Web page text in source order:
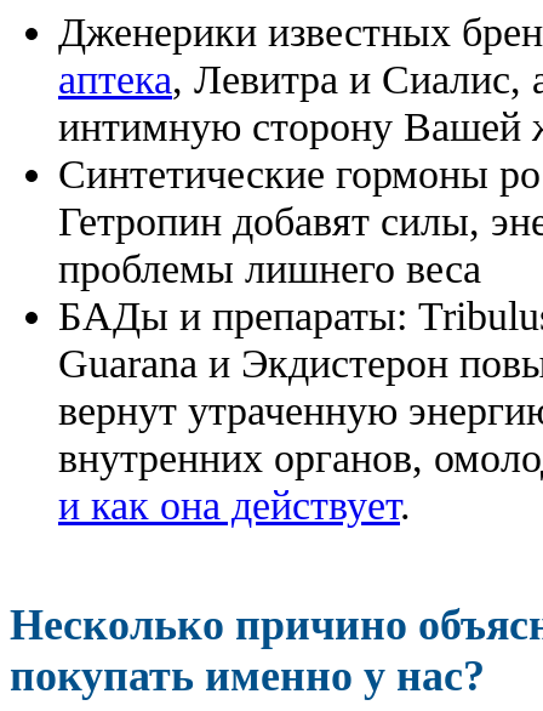
Дженерики известных
аптека, Левитра и Сиалис,
интимную сторону Вашей
Синтетические гормоны
Гетропин добавят силы,
проблемы лишнего веса
БАДы и препараты:
Guarana и Экдистерон
вернут утраченную
внутренних органов,
и как она действует.
Несколько причино
покупать именно у нас?